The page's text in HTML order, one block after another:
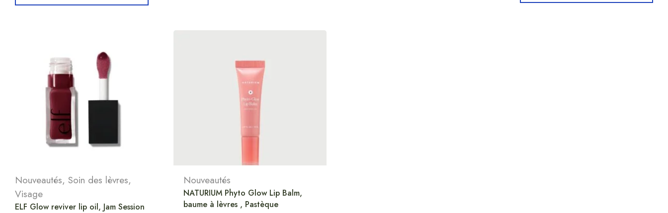
Nouveautés, Soin des lèvres,
Visage
ELF Glow reviver lip oil, Jam Session
Nouveautés
NATURIUM Phyto Glow Lip Balm,
baume à lèvres , Pastèque